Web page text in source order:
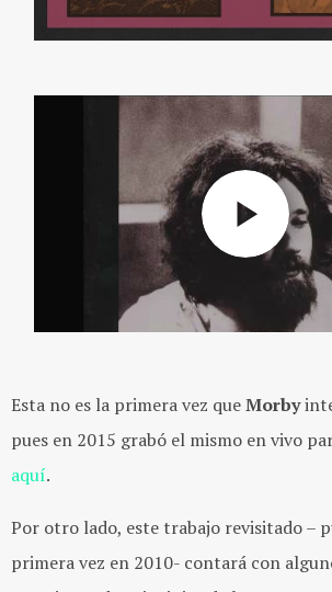
Esta no es la primera vez queMorby
pues en 2015 grabó el mismo en vivo
aquí.
Por otro lado, este trabajo revisitado –
primera vez en 2010- contará con